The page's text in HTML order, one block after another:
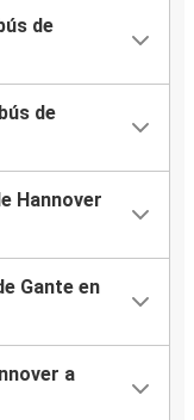
de
de
Hannover
Gante en
a